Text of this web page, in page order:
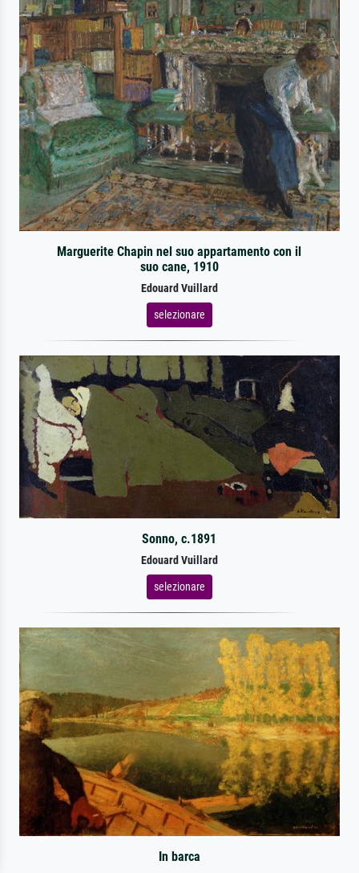
Marguerite Chapin nel suo appartamento con il
suo cane, 1910
Edouard Vuillard
selezionare
Sonno, c.1891
Edouard Vuillard
selezionare
In barca